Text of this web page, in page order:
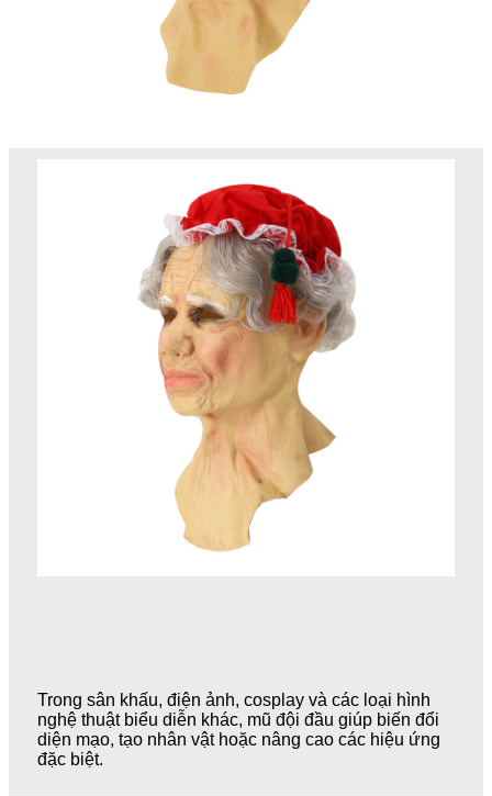
Trong sân khấu, điện ảnh, cosplay và các loại hình
nghệ thuật biểu diễn khác, mũ đội đầu giúp biến đổi
diện mạo, tạo nhân vật hoặc nâng cao các hiệu ứng
đặc biệt.